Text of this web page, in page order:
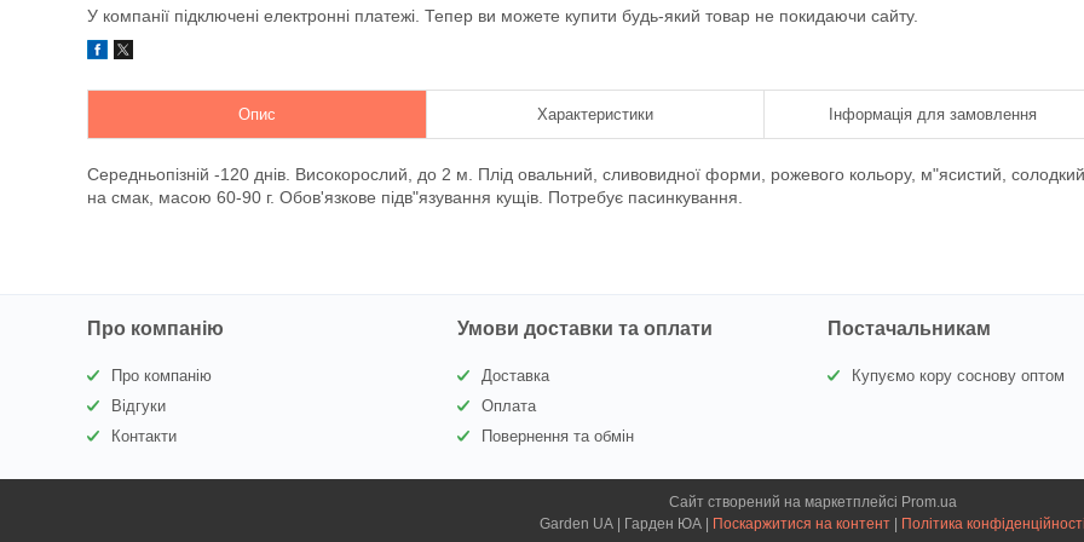
У компанії підключені електронні платежі. Тепер ви можете купити будь-який товар не покидаючи сайту.
Опис Характеристики Інформація для замовлення
Середньопізній -120 днів. Високорослий, до 2 м. Плід овальний, сливовидної форми, рожевого кольору, м"ясистий, солодкий
на смак, масою 60-90 г. Обов'язкове підв"язування кущів. Потребує пасинкування.
Про компанію
Про компанію
Відгуки
Контакти
Умови доставки та оплати
Доставка
Оплата
Повернення та обмін
Постачальникам
Купуємо кору соснову оптом
Сайт створений на маркетплейсі Prom.ua
Поскаржитися на контент Політика